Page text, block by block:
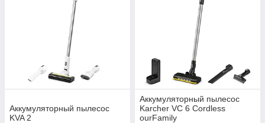
Аккумуляторный пылесос
KVA 2
Аккумуляторный пылесос
Karcher VC 6 Cordless
ourFamily